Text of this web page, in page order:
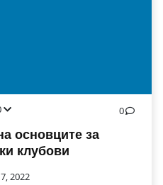
0
основците за
клубови
2022